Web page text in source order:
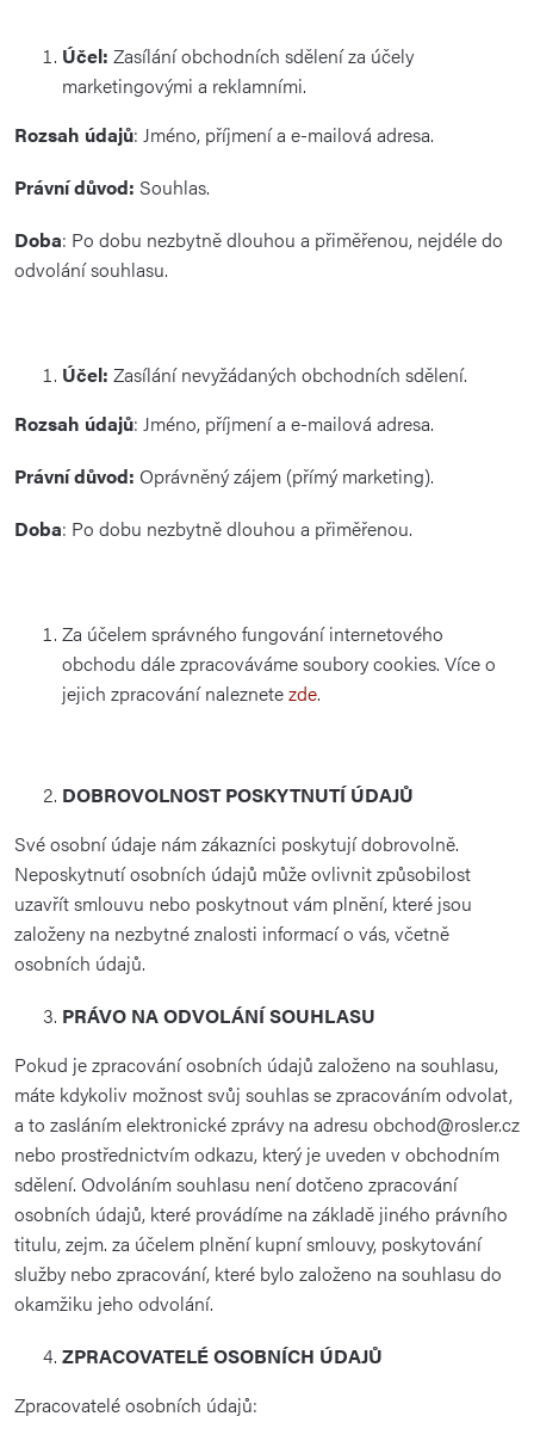
Účel: Zasílání obchodních sdělení za účely
marketingovými a reklamními.
Rozsah údajů: Jméno, příjmení a e-mailová adresa.
Právní důvod: Souhlas.
Doba: Po dobu nezbytně dlouhou a přiměřenou, nejdéle do
odvolání souhlasu.
Účel: Zasílání nevyžádaných obchodních sdělení.
Rozsah údajů: Jméno, příjmení a e-mailová adresa.
Právní důvod: Oprávněný zájem (přímý marketing).
Doba: Po dobu nezbytně dlouhou a přiměřenou.
Za účelem správného fungování internetového
obchodu dále zpracováváme soubory cookies. Více o
jejich zpracování naleznetezde.
DOBROVOLNOST POSKYTNUTÍ ÚDAJŮ
Své osobní údaje nám zákazníci poskytují dobrovolně.
Neposkytnutí osobních údajů může ovlivnit způsobilost
uzavřít smlouvu nebo poskytnout vám plnění, které jsou
založeny na nezbytné znalosti informací o vás, včetně
osobních údajů.
PRÁVO NA ODVOLÁNÍ SOUHLASU
Pokud je zpracování osobních údajů založeno na souhlasu,
máte kdykoliv možnost svůj souhlas se zpracováním odvolat,
a to zasláním elektronické zprávy na adresu obchod@rosler.cz
nebo prostřednictvím odkazu, který je uveden v obchodním
sdělení. Odvoláním souhlasu není dotčeno zpracování
osobních údajů, které provádíme na základě jiného právního
titulu, zejm. za účelem plnění kupní smlouvy, poskytování
služby nebo zpracování, které bylo založeno na souhlasu do
okamžiku jeho odvolání.
ZPRACOVATELÉ OSOBNÍCH ÚDAJŮ
Zpracovatelé osobních údajů: